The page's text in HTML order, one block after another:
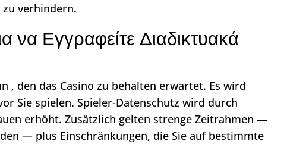
verhindern.
να Εγγραφείτε Διαδικτυακά
, den das Casino zu behalten erwartet. Es wird
Sie spielen. Spieler-Datenschutz wird durch
erhöht. Zusätzlich gelten strenge Zeitrahmen —
— plus Einschränkungen, die Sie auf bestimmte